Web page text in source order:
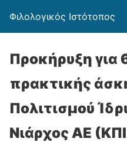
Φιλολογικός Ιστότοπος
Προκήρυξη για
πρακτικής
Πολιτισμού
Νιάρχος ΑΕ